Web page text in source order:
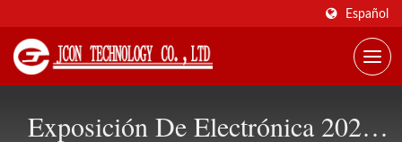
Español
Exposición De Electrónica 2026